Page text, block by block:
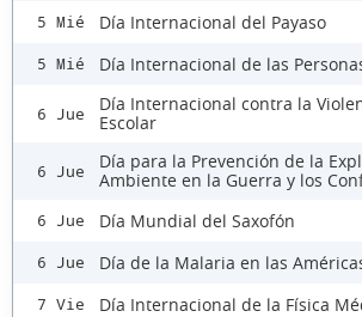
5 Mié Día Internacional del Payaso
5 Mié Día Internacional de las
6 Jue
Día Internacional contra la
Escolar
6 Jue
Día para la Prevención de la
Ambiente en la Guerra y los
6 Jue Día Mundial del Saxofón
6 Jue Día de la Malaria en las
7 Vie Día Internacional de la Física